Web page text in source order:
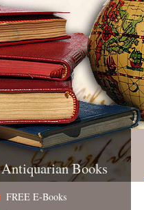
Antiquarian Books
FREE E-Books